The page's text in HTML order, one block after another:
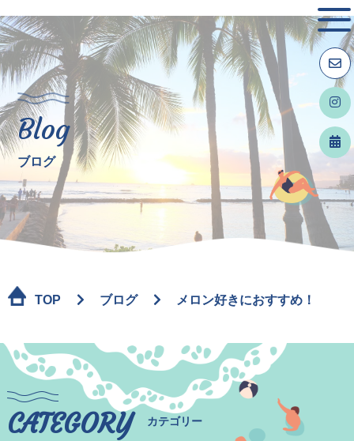
Blog
ブログ
TOP ブログ メロン好きにおすすめ！
CATEGORY カテゴリー